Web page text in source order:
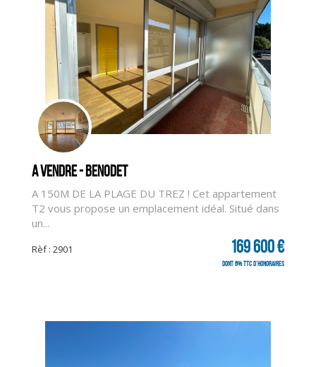
CLIQUER ICI POUR AGRANDIR
A vendre - BENODET
A 150M DE LA PLAGE DU TREZ ! Cet appartement
T2 vous propose un emplacement idéal. Situé dans
un...
Rèf : 2901 169 600 €
dont 6% TTC d'honoraires